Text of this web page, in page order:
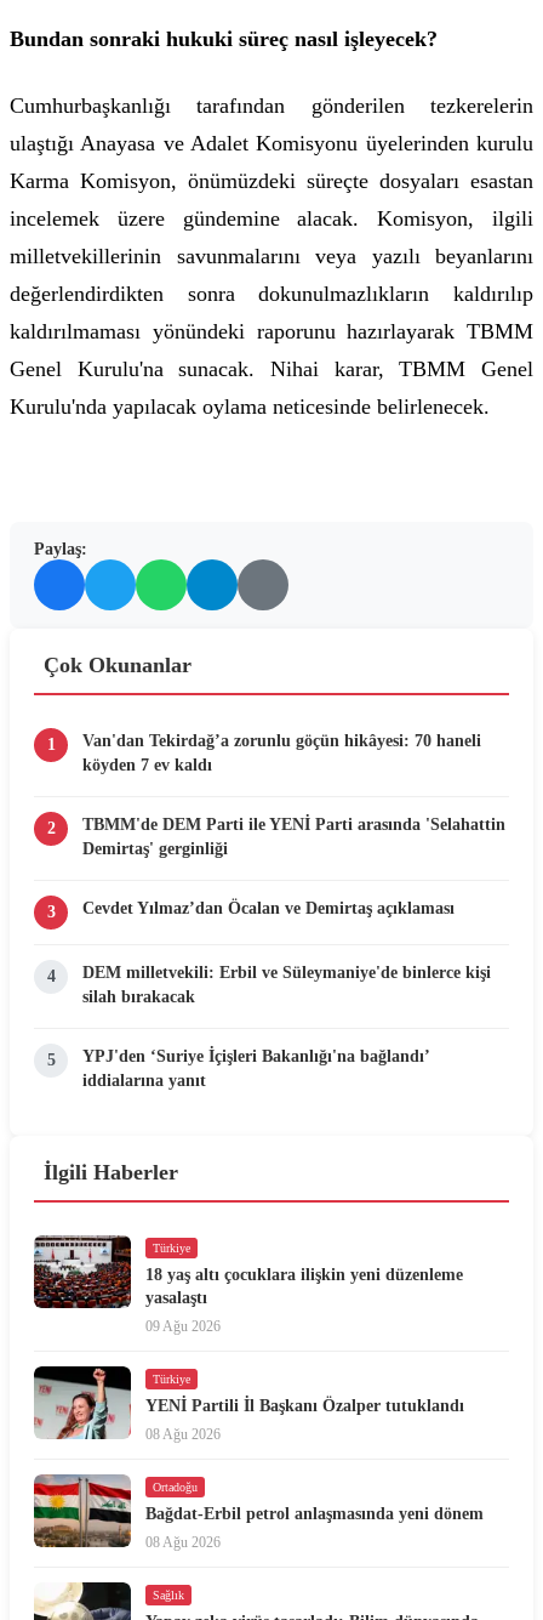
Bundan sonraki hukuki süreç nasıl işleyecek?
Cumhurbaşkanlığı tarafından gönderilen tezkerelerin
ulaştığı Anayasa ve Adalet Komisyonu üyelerinden kurulu
Karma Komisyon, önümüzdeki süreçte dosyaları esastan
incelemek üzere gündemine alacak. Komisyon, ilgili
milletvekillerinin savunmalarını veya yazılı beyanlarını
değerlendirdikten sonra dokunulmazlıkların kaldırılıp
kaldırılmaması yönündeki raporunu hazırlayarak TBMM
Genel Kurulu'na sunacak. Nihai karar, TBMM Genel
Kurulu'nda yapılacak oylama neticesinde belirlenecek.
Paylaş:
Çok Okunanlar
1
Van'dan Tekirdağ’a zorunlu göçün hikâyesi: 70 haneli
köyden 7 ev kaldı
2
TBMM'de DEM Parti ile YENİ Parti arasında 'Selahattin
Demirtaş' gerginliği
3 Cevdet Yılmaz’dan Öcalan ve Demirtaş açıklaması
4
DEM milletvekili: Erbil ve Süleymaniye'de binlerce kişi
silah bırakacak
5
YPJ'den ‘Suriye İçişleri Bakanlığı'na bağlandı’
iddialarına yanıt
İlgili Haberler
Türkiye
18 yaş altı çocuklara ilişkin yeni düzenleme
yasalaştı
09 Ağu 2026
Türkiye
YENİ Partili İl Başkanı Özalper tutuklandı
08 Ağu 2026
Ortadoğu
Bağdat-Erbil petrol anlaşmasında yeni dönem
08 Ağu 2026
Sağlık